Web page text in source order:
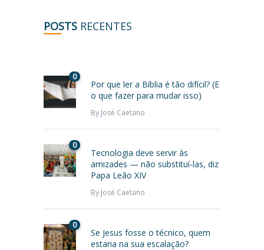
POSTS RECENTES
0
Por que ler a Bíblia é tão difícil? (E
o que fazer para mudar isso)
By José Caetano
0
Tecnologia deve servir às
amizades — não substituí-las, diz
Papa Leão XIV
By José Caetano
0
Se Jesus fosse o técnico, quem
estaria na sua escalação?